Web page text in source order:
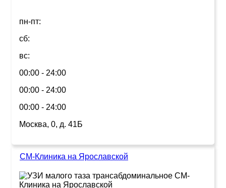
пн-пт:
сб:
вс:
00:00 - 24:00
00:00 - 24:00
00:00 - 24:00
Москва, 0, д. 41Б
СМ-Клиника на Ярославской